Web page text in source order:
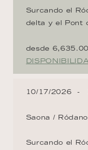
Surcando el
delta y el Pont
desde
10/17/2026
Saona / Ródano
Surcando el